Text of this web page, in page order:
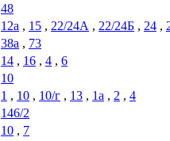
48
12а , 15 , 22/24А , 22/24Б , 24 ,
38а , 73
14 , 16 , 4 , 6
10
1 , 10 , 10/г , 13 , 1а , 2 , 4
146/2
10 , 7